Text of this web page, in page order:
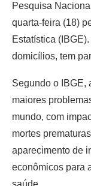
Pesquisa
quarta-feira (18)
Estatística
domicílios, tem
Segundo o IBGE,
maiores
mundo, com
mortes
aparecimento de
econômicos para
saúde.